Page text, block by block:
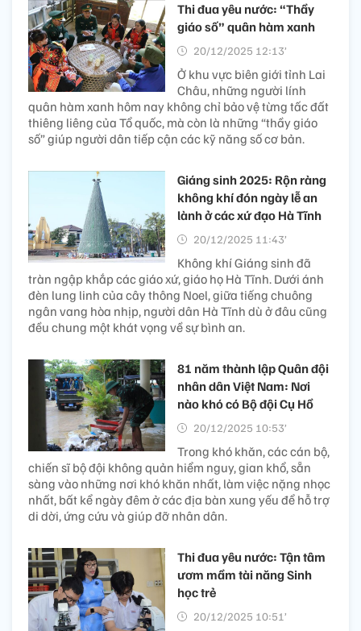
Thi đua yêu nước: “Thầy
giáo số” quân hàm xanh
20/12/2025 12:13’
Ở khu vực biên giới tỉnh Lai
Châu, những người lính
quân hàm xanh hôm nay không chỉ bảo vệ từng tấc đất
thiêng liêng của Tổ quốc, mà còn là những “thầy giáo
số” giúp người dân tiếp cận các kỹ năng số cơ bản.
Giáng sinh 2025: Rộn ràng
không khí đón ngày lễ an
lành ở các xứ đạo Hà Tĩnh
20/12/2025 11:43’
Không khí Giáng sinh đã
tràn ngập khắp các giáo xứ, giáo họ Hà Tĩnh. Dưới ánh
đèn lung linh của cây thông Noel, giữa tiếng chuông
ngân vang hòa nhịp, người dân Hà Tĩnh dù ở đâu cũng
đều chung một khát vọng về sự bình an.
81 năm thành lập Quân đội
nhân dân Việt Nam: Nơi
nào khó có Bộ đội Cụ Hồ
20/12/2025 10:53’
Trong khó khăn, các cán bộ,
chiến sĩ bộ đội không quản hiểm nguy, gian khổ, sẵn
sàng vào những nơi khó khăn nhất, làm việc nặng nhọc
nhất, bất kể ngày đêm ở các địa bàn xung yếu để hỗ trợ
di dời, ứng cứu và giúp đỡ nhân dân.
Thi đua yêu nước: Tận tâm
ươm mầm tài năng Sinh
học trẻ
20/12/2025 10:51’